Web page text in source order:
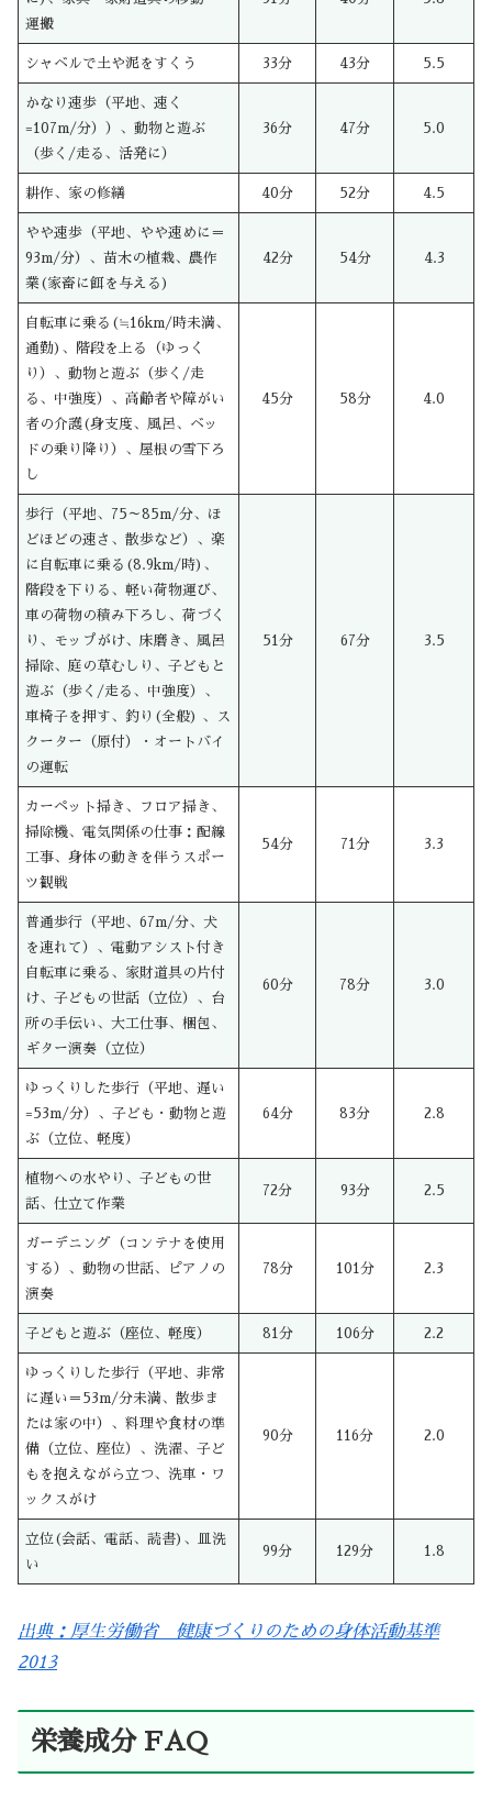
運搬
シャベルで土や泥をすくう 33分 43分 5.5
かなり速歩（平地、速く
=107m/分））、動物と遊ぶ
（歩く/走る、活発に）
36分 47分 5.0
耕作、家の修繕 40分 52分 4.5
やや速歩（平地、やや速めに＝
93m/分）、苗木の植栽、農作
業(家畜に餌を与える)
42分 54分 4.3
自転車に乗る(≒16km/時未満、
通勤)、階段を上る（ゆっく
り）、動物と遊ぶ（歩く/走
る、中強度）、高齢者や障がい
者の介護(身支度、風呂、ベッ
ドの乗り降り）、屋根の雪下ろ
し
45分 58分 4.0
歩行（平地、75～85m/分、ほ
どほどの速さ、散歩など）、楽
に自転車に乗る(8.9km/時)、
階段を下りる、軽い荷物運び、
車の荷物の積み下ろし、荷づく
り、モップがけ、床磨き、風呂
掃除、庭の草むしり、子どもと
遊ぶ（歩く/走る、中強度）、
車椅子を押す、釣り(全般) 、ス
クーター（原付）・オートバイ
の運転
51分 67分 3.5
カーペット掃き、フロア掃き、
掃除機、電気関係の仕事：配線
工事、身体の動きを伴うスポー
ツ観戦
54分 71分 3.3
普通歩行（平地、67m/分、犬
を連れて）、電動アシスト付き
自転車に乗る、家財道具の片付
け、子どもの世話（立位）、台
所の手伝い、大工仕事、梱包、
ギター演奏（立位）
60分 78分 3.0
ゆっくりした歩行（平地、遅い
=53m/分）、子ども・動物と遊
ぶ（立位、軽度）
64分 83分 2.8
植物への水やり、子どもの世
話、仕立て作業
72分 93分 2.5
ガーデニング（コンテナを使用
する）、動物の世話、ピアノの
演奏
78分 101分 2.3
子どもと遊ぶ（座位、軽度） 81分 106分 2.2
ゆっくりした歩行（平地、非常
に遅い＝53m/分未満、散歩ま
たは家の中）、料理や食材の準
備（立位、座位）、洗濯、子ど
もを抱えながら立つ、洗車・ワ
ックスがけ
90分 116分 2.0
立位(会話、電話、読書)、皿洗
い
99分 129分 1.8
出典：厚生労働省 健康づくりのための身体活動基準
2013
栄養成分 FAQ